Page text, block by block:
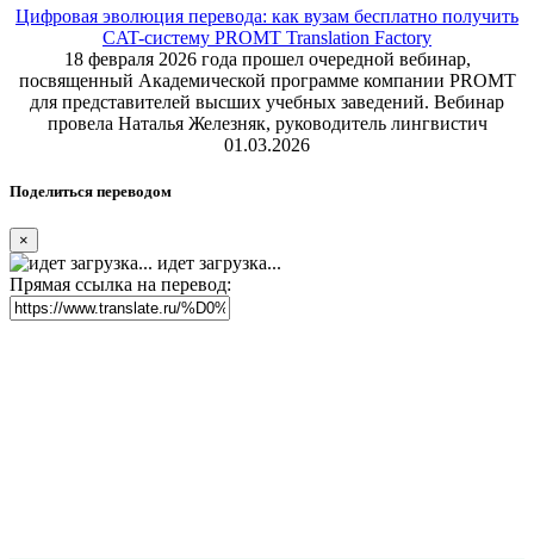
Цифровая эволюция перевода: как вузам бесплатно получить
CAT-систему PROMT Translation Factory
18 февраля 2026 года прошел очередной вебинар,
посвященный Академической программе компании PROMT
для представителей высших учебных заведений. Вебинар
провела Наталья Железняк, руководитель лингвистич
01.03.2026
Поделиться переводом
×
идет загрузка...
Прямая ссылка на перевод: